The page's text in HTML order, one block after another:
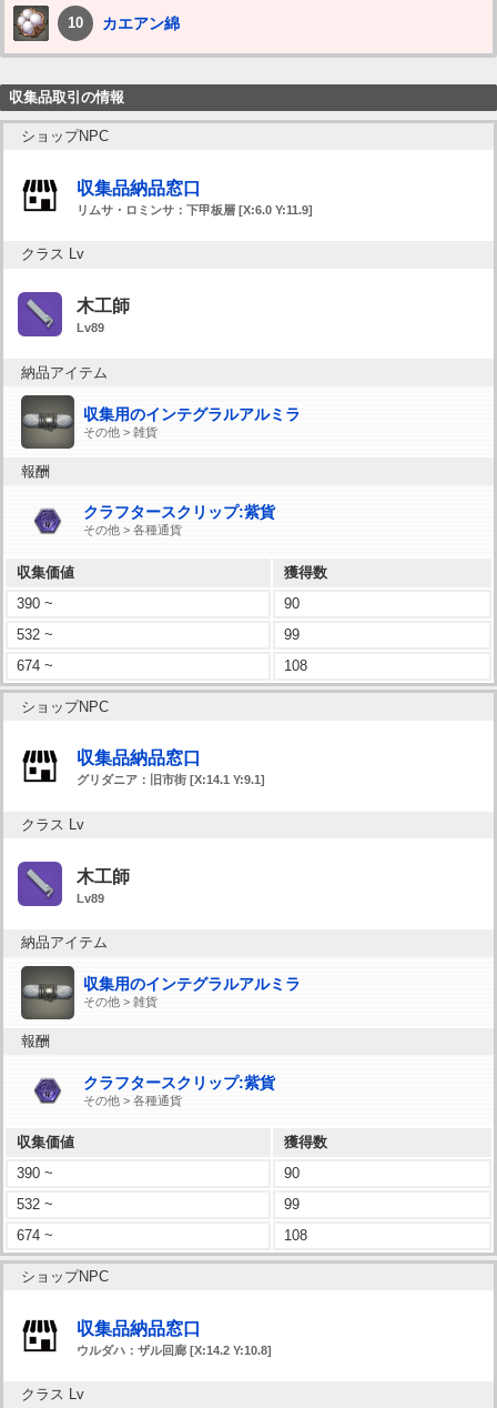
10 カエアン綿
収集品取引の情報
ショップNPC
収集品納品窓口
リムサ・ロミンサ：下甲板層 [X:6.0 Y:11.9]
クラス Lv
木工師
Lv89
納品アイテム
収集用のインテグラルアルミラ
その他 > 雑貨
報酬
クラフタースクリップ:紫貨
その他 > 各種通貨
収集価値
獲得数
390 ~
90
532 ~
99
674 ~
108
ショップNPC
収集品納品窓口
グリダニア：旧市街 [X:14.1 Y:9.1]
クラス Lv
木工師
Lv89
納品アイテム
収集用のインテグラルアルミラ
その他 > 雑貨
報酬
クラフタースクリップ:紫貨
その他 > 各種通貨
収集価値
獲得数
390 ~
90
532 ~
99
674 ~
108
ショップNPC
収集品納品窓口
ウルダハ：ザル回廊 [X:14.2 Y:10.8]
クラス Lv